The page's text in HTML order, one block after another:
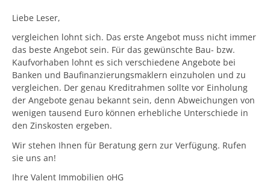
Liebe Leser,
vergleichen lohnt sich. Das erste Angebot muss nicht immer
das beste Angebot sein. Für das gewünschte Bau- bzw.
Kaufvorhaben lohnt es sich verschiedene Angebote bei
Banken und Baufinanzierungsmaklern einzuholen und zu
vergleichen. Der genau Kreditrahmen sollte vor Einholung
der Angebote genau bekannt sein, denn Abweichungen von
wenigen tausend Euro können erhebliche Unterschiede in
den Zinskosten ergeben.
Wir stehen Ihnen für Beratung gern zur Verfügung. Rufen
sie uns an!
Ihre Valent Immobilien oHG